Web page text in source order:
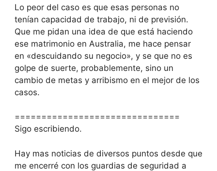
Lo peor del caso es que esas personas no
tenían capacidad de trabajo, ni de previsión.
Que me pidan una idea de que está haciendo
ese matrimonio en Australia, me hace pensar
en «descuidando su negocio», y se que no es
golpe de suerte, probablemente, sino un
cambio de metas y arribismo en el mejor de los
casos.
===============================
Sigo escribiendo.
Hay mas noticias de diversos puntos desde que
me encerré con los guardias de seguridad a